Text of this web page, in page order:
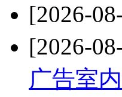
[2026-
[2026-
广告室